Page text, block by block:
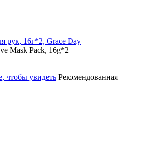
рук, 16г*2, Grace Day
Mask Pack, 16g*2
чтобы увидеть Рекомендованная